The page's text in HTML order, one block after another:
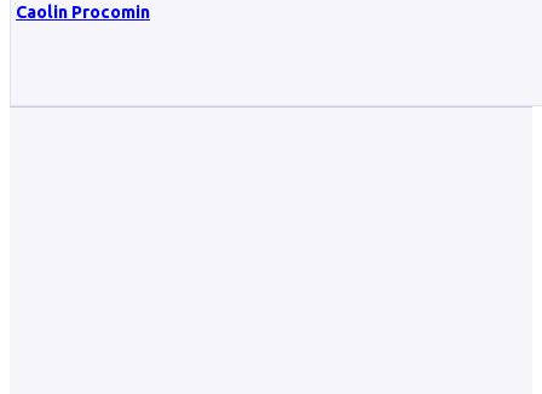
Caolin Procomin